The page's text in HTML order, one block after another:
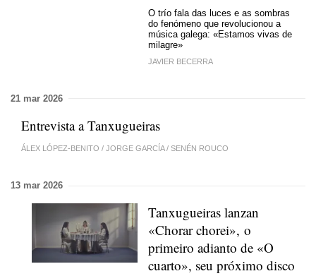
O trío fala das luces e as sombras
do fenómeno que revolucionou a
música galega: «Estamos vivas de
milagre»
JAVIER BECERRA
21 mar 2026
Entrevista a Tanxugueiras
ÁLEX LÓPEZ-BENITO / JORGE GARCÍA / SENÉN ROUCO
13 mar 2026
Tanxugueiras lanzan
«Chorar chorei», o
primeiro adianto de «O
cuarto», seu próximo disco